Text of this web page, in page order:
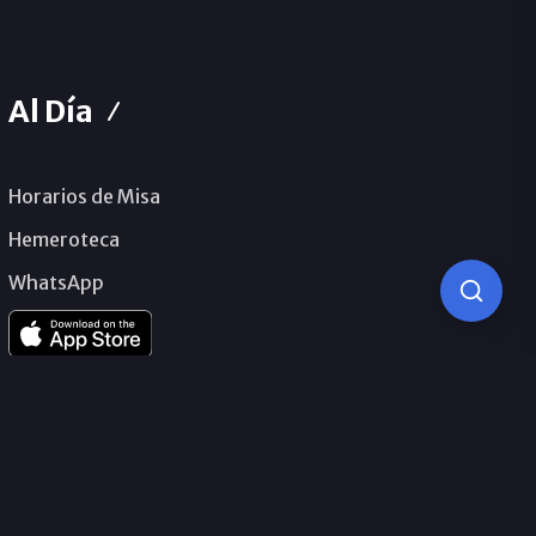
Al Día
Horarios de Misa
Hemeroteca
WhatsApp